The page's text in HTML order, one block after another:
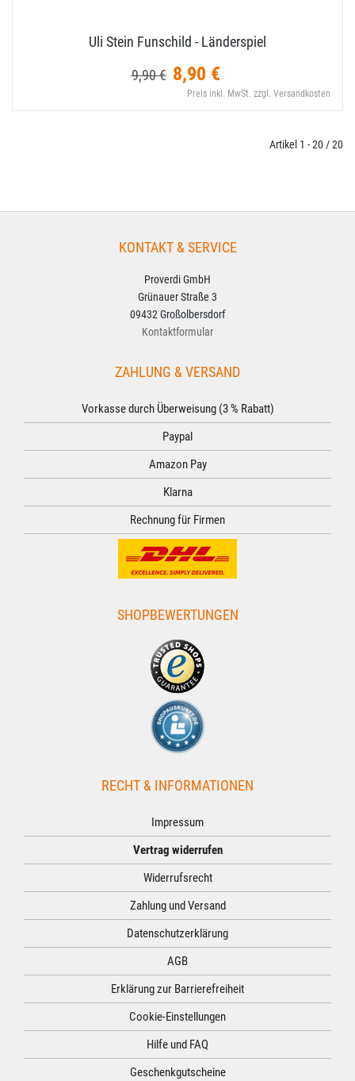
Uli Stein Funschild - Länderspiel
9,90 € 8,90 €
Preis inkl. MwSt. zzgl. Versandkosten
Artikel 1 - 20 / 20
KONTAKT & SERVICE
Proverdi GmbH
Grünauer Straße 3
09432 Großolbersdorf
Kontaktformular
ZAHLUNG & VERSAND
Vorkasse durch Überweisung (3 % Rabatt)
Paypal
Amazon Pay
Klarna
Rechnung für Firmen
SHOPBEWERTUNGEN
RECHT & INFORMATIONEN
Impressum
Vertrag widerrufen
Widerrufsrecht
Zahlung und Versand
Datenschutzerklärung
AGB
Erklärung zur Barrierefreiheit
Cookie-Einstellungen
Hilfe und FAQ
Geschenkgutscheine